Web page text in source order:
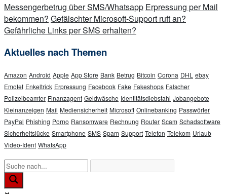
Messengerbetrug über SMS/Whatsapp Erpressung per Mail
bekommen? Gefälschter Microsoft-Support ruft an?
Gefährliche Links per SMS erhalten?
Aktuelles nach Themen
Amazon Android Apple App Store Bank Betrug Bitcoin Corona DHL ebay
Emotet Enkeltrick Erpressung Facebook Fake Fakeshops Falscher
Polizeibeamter Finanzagent Geldwäsche Identitätsdiebstahl Jobangebote
Kleinanzeigen Mail Mediensicherheit Microsoft Onlinebanking Passwörter
PayPal Phishing Porno Ransomware Rechnung Router Scam Schadsoftware
Sicherheitslücke Smartphone SMS Spam Support Telefon Telekom Urlaub
Video-Ident WhatsApp